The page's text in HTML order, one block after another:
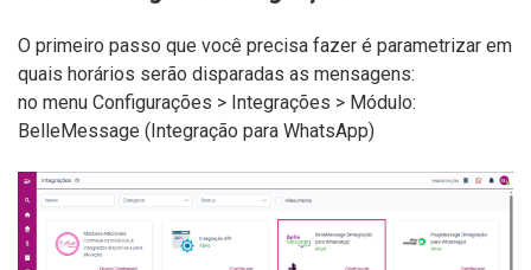
O primeiro passo que você precisa fazer é parametrizar em
quais horários serão disparadas as mensagens:
no menu Configurações > Integrações > Módulo:
BelleMessage (Integração para WhatsApp)